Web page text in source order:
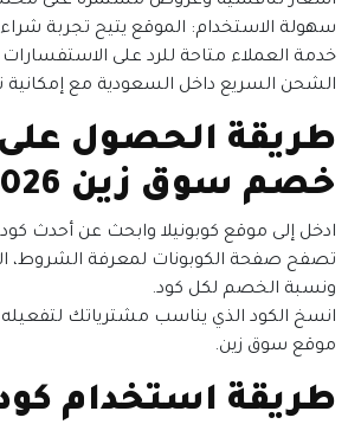
سهولة الاستخدام: الموقع يتيح تجربة
خدمة العملاء متاحة للرد على
الشحن السريع داخل السعودية مع إمكانية
طريقة الحصول
خصم سوق زين 2026
ادخل إلى موقع كوبونيلا وابحث عن أحدث كود
تصفح صفحة الكوبونات لمعرفة الشروط،
ونسبة الخصم لكل كود.
انسخ الكود الذي يناسب مشترياتك لتفعيله
موقع سوق زين.
طريقة استخدام